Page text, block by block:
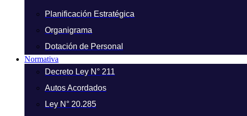
Planificación Estratégica
Organigrama
Dotación de Personal
Normativa
Decreto Ley N° 211
Autos Acordados
Ley N° 20.285